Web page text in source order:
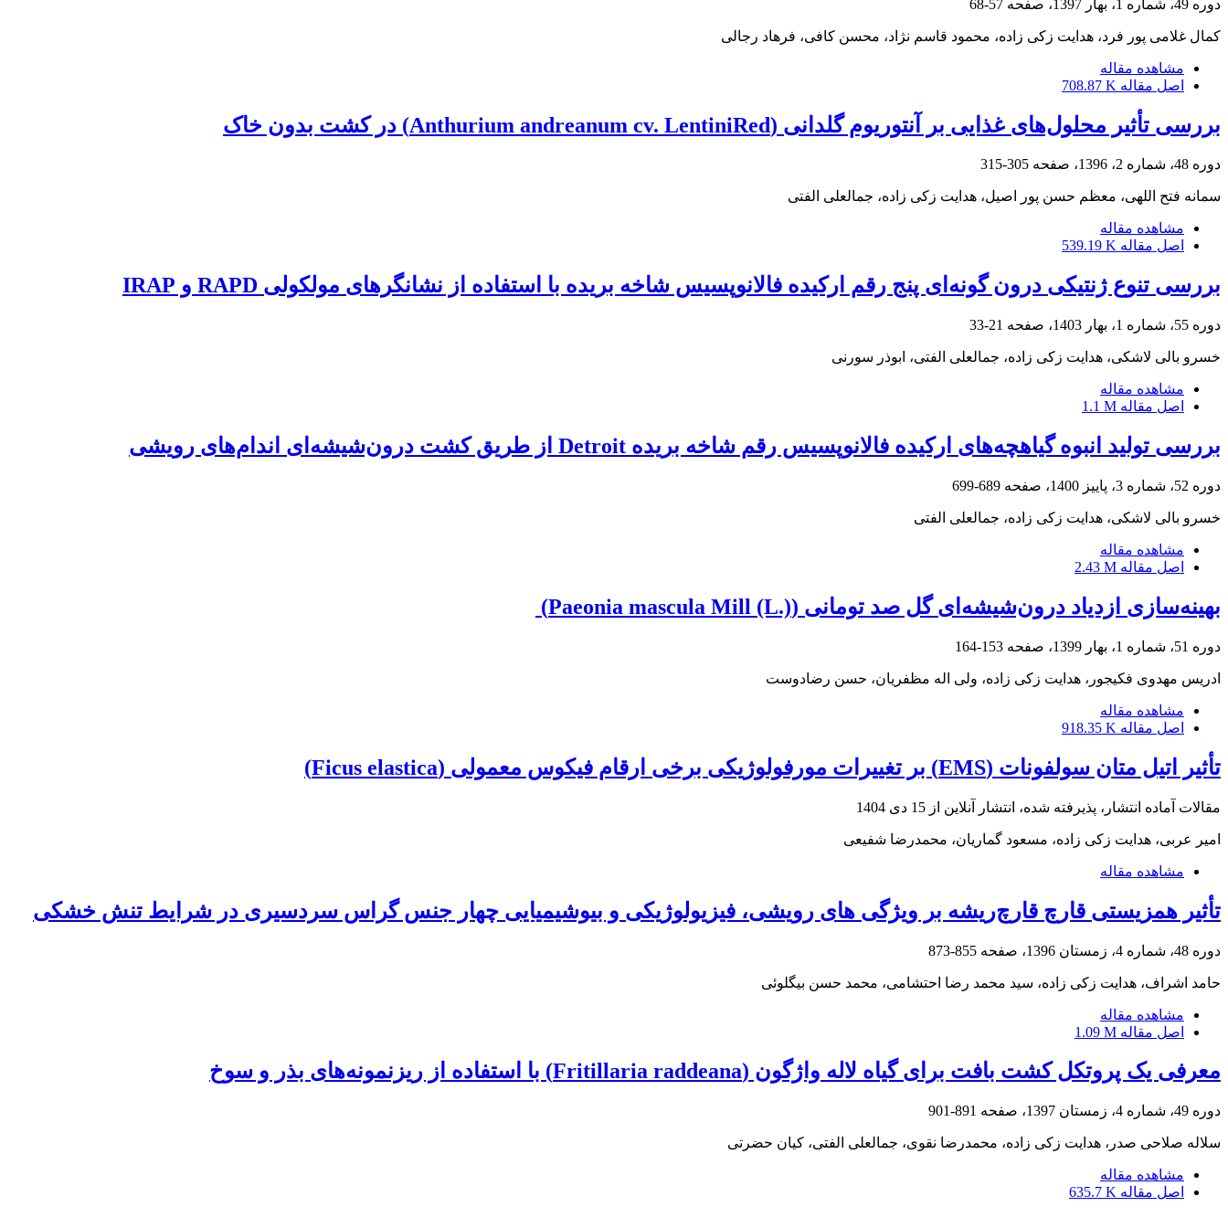
دوره 49، شماره 1، بهار 1397، صفحه 57-68
کمال غلامی پور فرد، هدایت زکی زاده، محمود قاسم نژاد، محسن کافی، فرهاد رجالی
مشاهده مقاله
اصل مقاله 708.87 K
بررسی تأثیر محلول‌های غذایی بر آنتوریوم گلدانی (Anthurium andreanum cv. LentiniRed) در کشت بدون خاک
دوره 48، شماره 2، 1396، صفحه 305-315
سمانه فتح اللهی، معظم حسن پور اصیل، هدایت زکی زاده، جمالعلی الفتی
مشاهده مقاله
اصل مقاله 539.19 K
بررسی تنوع ژنتیکی درون گونه‌ای پنج رقم ارکیده فالانوپسیس شاخه بریده با استفاده از نشانگرهای مولکولی RAPD و IRAP
دوره 55، شماره 1، بهار 1403، صفحه 21-33
خسرو بالی لاشکی، هدایت زکی زاده، جمالعلی الفتی، ابوذر سورنی
مشاهده مقاله
اصل مقاله 1.1 M
بررسی تولید‎ ‎انبوه گیاهچه‌های ارکیده فالانوپسیس رقم شاخه بریده ‏Detroit‏ از طریق کشت ‏درون‌شیشه‌ای اندام‌های رویشی
دوره 52، شماره 3، پاییز 1400، صفحه 689-699
خسرو بالی لاشکی، هدایت زکی زاده، جمالعلی الفتی
مشاهده مقاله
اصل مقاله 2.43 M
بهینه‌سازی ازدیاد درون‌شیشه‌ای گل صد تومانی (‏Paeonia mascula Mill (L.)‎‏) ‏
دوره 51، شماره 1، بهار 1399، صفحه 153-164
ادریس مهدوی فکیجور، هدایت زکی زاده، ولی اله مظفریان، حسن رضادوست
مشاهده مقاله
اصل مقاله 918.35 K
تأثیر اتیل متان سولفونات (EMS) بر تغییرات مورفولوژیکی برخی ارقام فیکوس معمولی (Ficus elastica)
مقالات آماده انتشار، پذیرفته شده، انتشار آنلاین از 15 دی 1404
امیر عربی، هدایت زکی زاده، مسعود گماریان، محمدرضا شفیعی
مشاهده مقاله
تأثیر همزیستی قارچ قارچ‌ریشه بر ویژگی های رویشی، فیزیولوژیکی و بیوشیمیایی چهار جنس گراس سردسیری در شرایط تنش خشکی
دوره 48، شماره 4، زمستان 1396، صفحه 855-873
حامد اشراف، هدایت زکی زاده، سید محمد رضا احتشامی، محمد حسن بیگلوئی
مشاهده مقاله
اصل مقاله 1.09 M
معرفی یک پروتکل کشت بافت برای گیاه لاله واژگون (Fritillaria raddeana) با استفاده از ریزنمونه‌های بذر و سوخ
دوره 49، شماره 4، زمستان 1397، صفحه 891-901
سلاله صلاحی صدر، هدایت زکی زاده، محمدرضا نقوی، جمالعلی الفتی، کیان حضرتی
مشاهده مقاله
اصل مقاله 635.7 K